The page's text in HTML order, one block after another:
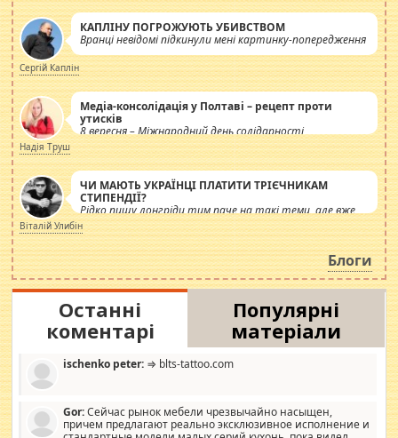
КАПЛІНУ ПОГРОЖУЮТЬ УБИВСТВОМ
Вранці невідомі підкинули мені картинку-попередження
Сергій Каплін
Медіа-консолідація у Полтаві – рецепт проти
утисків
8 вересня – Міжнародний день солідарності
журналістів.
Надія Труш
ЧИ МАЮТЬ УКРАЇНЦІ ПЛАТИТИ ТРІЄЧНИКАМ
СТИПЕНДІЇ?
Рідко пишу лонгріди тим паче на такі теми, але вже
просто дістало! Обурюють сьогоднішні інсенуації
навколо стипендіального питання. Штучно
роздувається ще одна соціальна катастрофа.
Віталій Улибін
Блоги
Останні
коментарі
Популярні
матеріали
ischenko peter: ⇒ blts-tattoo.com
Gor:Сейчас рынок мебели чрезвычайно насыщен,
причем предлагают реально эксклюзивное исполнение и